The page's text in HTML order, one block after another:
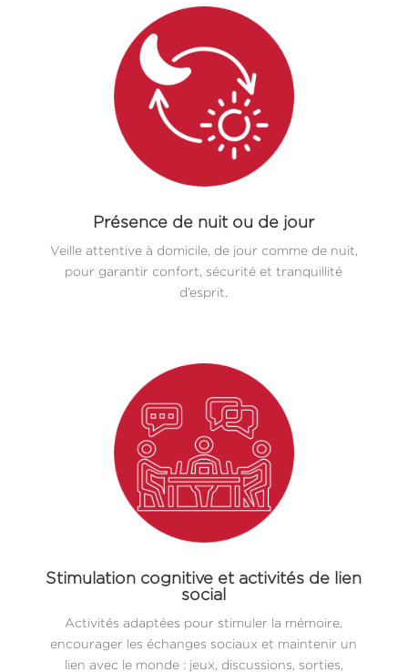
Présence de nuit ou de jour
Veille attentive à domicile, de jour comme de nuit,
pour garantir confort, sécurité et tranquillité
d’esprit.
Stimulation cognitive et activités de lien
social
Activités adaptées pour stimuler la mémoire,
encourager les échanges sociaux et maintenir un
lien avec le monde : jeux, discussions, sorties,